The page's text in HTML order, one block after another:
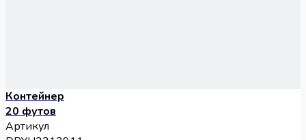
Контейнер
20 футов
Артикул